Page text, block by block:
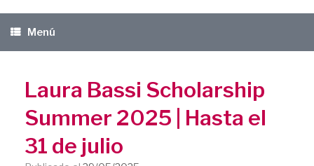
Menú
Laura Bassi Scholarship
Summer 2025 | Hasta el
31 de julio